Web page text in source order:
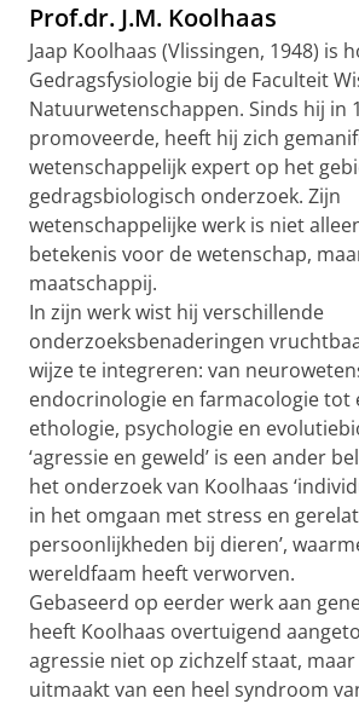
Prof.dr. J.M. Koolhaas
Jaap Koolhaas (Vlissingen, 1948) is
Gedragsfysiologie bij de Faculteit
Natuurwetenschappen. Sinds hij in
promoveerde, heeft hij zich
wetenschappelijk expert op het
gedragsbiologisch onderzoek. Zijn
wetenschappelijke werk is niet
betekenis voor de wetenschap,
maatschappij.
In zijn werk wist hij verschillende
onderzoeksbenaderingen
wijze te integreren: van
endocrinologie en farmacologie tot
ethologie, psychologie en
‘agressie en geweld’ is een ander
het onderzoek van Koolhaas
in het omgaan met stress en
persoonlijkheden bij dieren’,
wereldfaam heeft verworven.
Gebaseerd op eerder werk aan
heeft Koolhaas overtuigend
agressie niet op zichzelf staat,
uitmaakt van een heel syndroom